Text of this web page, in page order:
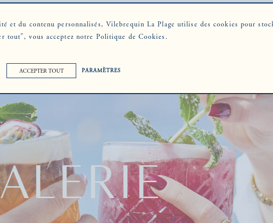
et du contenu personnalisés, Vilebrequin La Plage utilise des cookies pour
tout", vous acceptez notre Politique de Cookies .
ACCEPTER TOUT PARAMÈTRES